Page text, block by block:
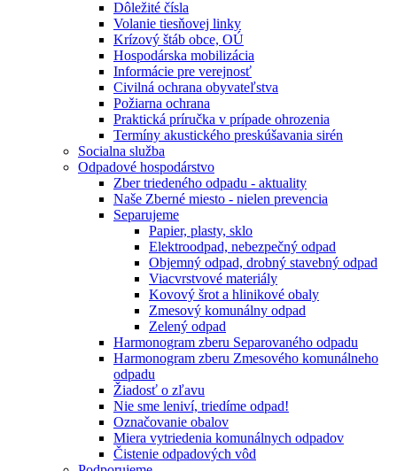
Dôležité čísla
Volanie tiesňovej linky
Krízový štáb obce, OÚ
Hospodárska mobilizácia
Informácie pre verejnosť
Civilná ochrana obyvateľstva
Požiarna ochrana
Praktická príručka v prípade ohrozenia
Termíny akustického preskúšavania sirén
Socialna služba
Odpadové hospodárstvo
Zber triedeného odpadu - aktuality
Naše Zberné miesto - nielen prevencia
Separujeme
Papier, plasty, sklo
Elektroodpad, nebezpečný odpad
Objemný odpad, drobný stavebný odpad
Viacvrstvové materiály
Kovový šrot a hlinikové obaly
Zmesový komunálny odpad
Zelený odpad
Harmonogram zberu Separovaného odpadu
Harmonogram zberu Zmesového komunálneho
odpadu
Žiadosť o zľavu
Nie sme leniví, triedíme odpad!
Označovanie obalov
Miera vytriedenia komunálnych odpadov
Čistenie odpadových vôd